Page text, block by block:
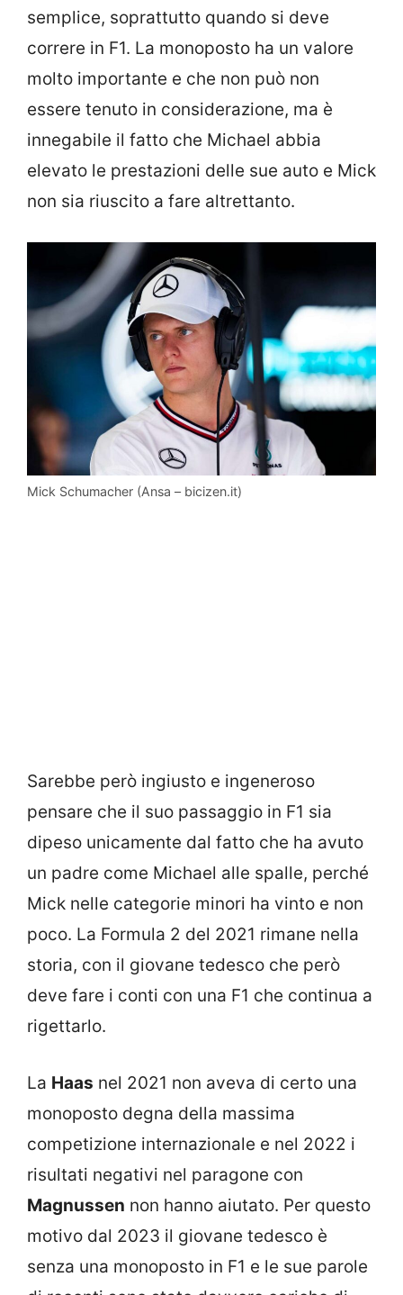
semplice, soprattutto quando si deve
correre in F1. La monoposto ha un valore
molto importante e che non può non
essere tenuto in considerazione, ma è
innegabile il fatto che Michael abbia
elevato le prestazioni delle sue auto e Mick
non sia riuscito a fare altrettanto.
Mick Schumacher (Ansa – bicizen.it)
Sarebbe però ingiusto e ingeneroso
pensare che il suo passaggio in F1 sia
dipeso unicamente dal fatto che ha avuto
un padre come Michael alle spalle, perché
Mick nelle categorie minori ha vinto e non
poco. La Formula 2 del 2021 rimane nella
storia, con il giovane tedesco che però
deve fare i conti con una F1 che continua a
rigettarlo.
La Haas nel 2021 non aveva di certo una
monoposto degna della massima
competizione internazionale e nel 2022 i
risultati negativi nel paragone con
Magnussen non hanno aiutato. Per questo
motivo dal 2023 il giovane tedesco è
senza una monoposto in F1 e le sue parole